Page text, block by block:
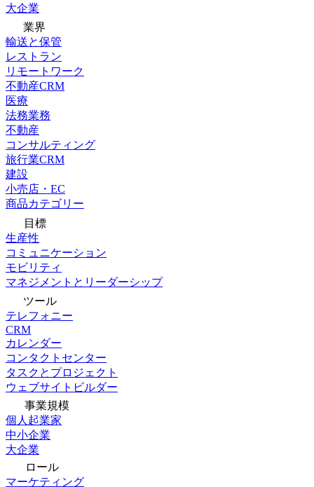
大企業
業界
輸送と保管
レストラン
リモートワーク
不動産CRM
医療
法務業務
不動産
コンサルティング
旅行業CRM
建設
小売店・EC
商品カテゴリー
目標
生産性
コミュニケーション
モビリティ
マネジメントとリーダーシップ
ツール
テレフォニー
CRM
カレンダー
コンタクトセンター
タスクとプロジェクト
ウェブサイトビルダー
事業規模
個人起業家
中小企業
大企業
ロール
マーケティング